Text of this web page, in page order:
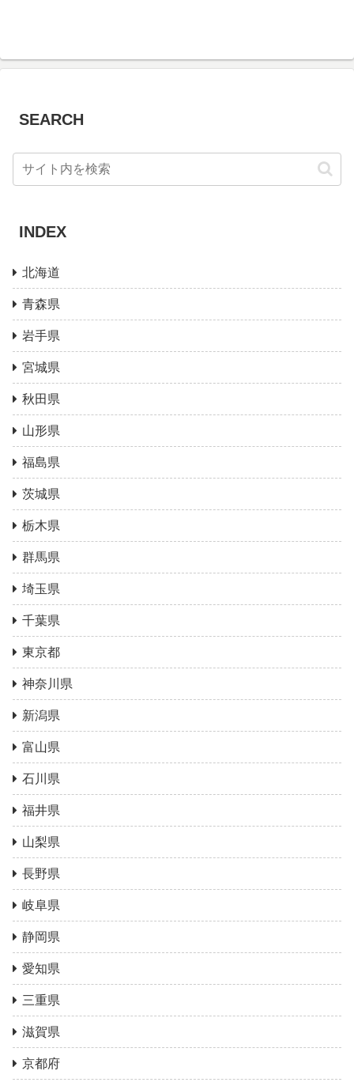
SEARCH
INDEX
北海道
青森県
岩手県
宮城県
秋田県
山形県
福島県
茨城県
栃木県
群馬県
埼玉県
千葉県
東京都
神奈川県
新潟県
富山県
石川県
福井県
山梨県
長野県
岐阜県
静岡県
愛知県
三重県
滋賀県
京都府